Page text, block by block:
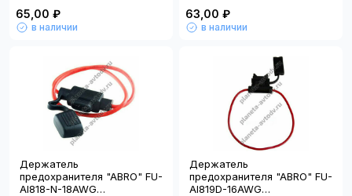
65,00 ₽
в наличии
AWG)
63,00 ₽
в наличии
Держатель
предохранителя "ABRO" FU-
AI818-N-18AWG
Держатель
предохранителя "ABRO" FU-
AI819D-16AWG